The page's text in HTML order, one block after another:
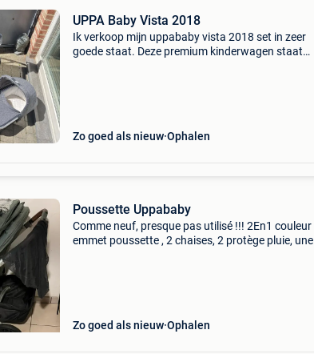
UPPA Baby Vista 2018
Ik verkoop mijn uppababy vista 2018 set in zeer
goede staat. Deze premium kinderwagen staat
Zo goed als nieuw Ophalen
Poussette Uppababy
Comme neuf, presque pas utilisé !!! 2En1 couleur
emmet poussette , 2 chaises, 2 protège pluie, une
Zo goed als nieuw Ophalen